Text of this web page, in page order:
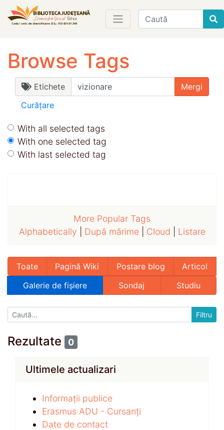
Find
Browse Tags
Etichete
Curățare
With all selected tags
With one selected tag
With last selected tag
More Popular Tags
Alphabetically
După mărime| Cloud Listare
Toate Pagină Wiki Postare blog
Articol
Galerie de fișiere
Sondaj Studiu
Rezultate 0
Ultimele actualizari
Informații publice
Erasmus ADU - Cursanți
Date de contact